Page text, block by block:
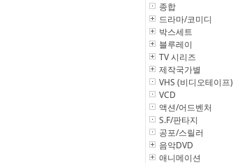
종합
드라마/코미디
박스세트
블루레이
TV 시리즈
제작국가별
VHS (비디오테이프)
VCD
액션/어드벤처
S.F/판타지
공포/스릴러
음악DVD
애니메이션